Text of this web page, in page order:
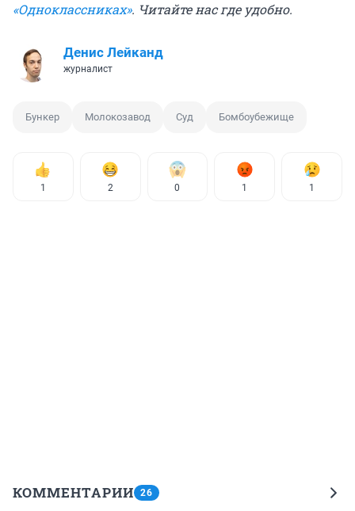
«Одноклассниках». Читайте нас где удобно.
Денис Лейканд
журналист
Бункер Молокозавод Суд Бомбоубежище
1 2 0 1 1
КОММЕНТАРИИ 26